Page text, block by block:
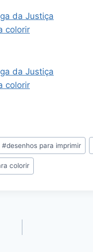
#desenhos para imprimir
colorir